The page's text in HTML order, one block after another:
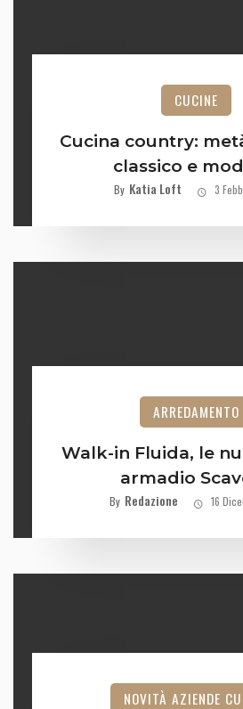
CUCINE
Cucina country:
classico e
By Katia Loft 3
ARREDAMENTO
Walk-in Fluida, le
armadio
By Redazione 16
NOVITÀ AZIENDE